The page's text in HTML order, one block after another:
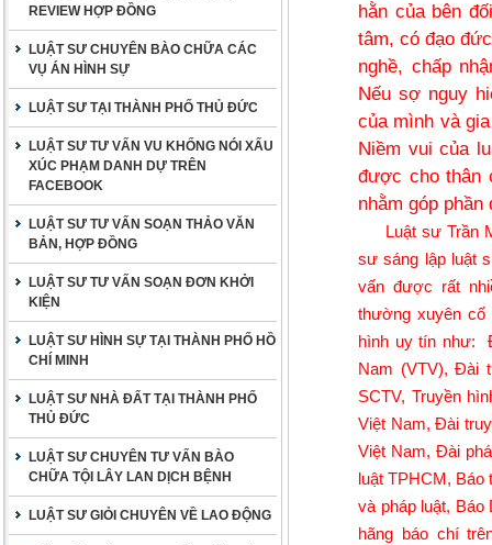
REVIEW HỢP ĐỒNG
LUẬT SƯ CHUYÊN BÀO CHỮA CÁC
VỤ ÁN HÌNH SỰ
LUẬT SƯ TẠI THÀNH PHỐ THỦ ĐỨC
LUẬT SƯ TƯ VẤN VU KHỐNG NÓI XẤU
XÚC PHẠM DANH DỰ TRÊN
FACEBOOK
LUẬT SƯ TƯ VẤN SOẠN THẢO VĂN
BẢN, HỢP ĐỒNG
LUẬT SƯ TƯ VẤN SOẠN ĐƠN KHỞI
KIỆN
LUẬT SƯ HÌNH SỰ TẠI THÀNH PHỐ HỒ
CHÍ MINH
LUẬT SƯ NHÀ ĐẤT TẠI THÀNH PHỐ
THỦ ĐỨC
LUẬT SƯ CHUYÊN TƯ VẤN BÀO
CHỮA TỘI LÂY LAN DỊCH BỆNH
LUẬT SƯ GIỎI CHUYÊN VỀ LAO ĐỘNG
hằn của bên
tâm, có đạo
nghề, chấp
Nếu sợ nguy
của mình và
Niềm vui của
được cho thân
nhằm góp
Luật sư Trần
sư sáng lập luật
vấn được rất
thường xuyên cố
hình uy tín như:
Nam (VTV),Đài
SCTV, Truyền
Việt Nam, Đài
Việt Nam, Đài
luật TPHCM, Báo
và pháp luật, Báo
hãng báo chí